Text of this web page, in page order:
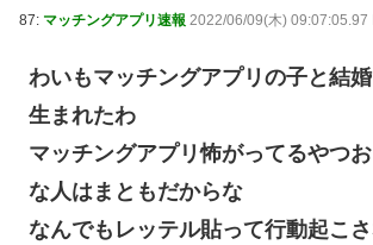
87: マッチングアプリ速報 2022/06/09(木) 09:07:05.97
わいもマッチングアプリの子と結
生まれたわ
マッチングアプリ怖がってるやつ
な人はまともだからな
なんでもレッテル貼って行動起こ